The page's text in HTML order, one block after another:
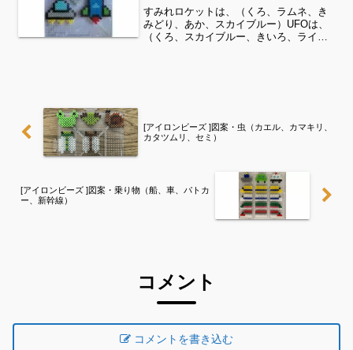
すみれロケットは、（くろ、ラムネ、き
みどり、あか、スカイブルー）UFOは、
（くろ、スカイブルー、きいろ、ライト
[アイロンビーズ ]図案・虫（カエル、カマキリ、
カタツムリ、セミ）
[アイロンビーズ ]図案・乗り物（船、車、パトカ
ー、新幹線）
コメント
コメントを書き込む